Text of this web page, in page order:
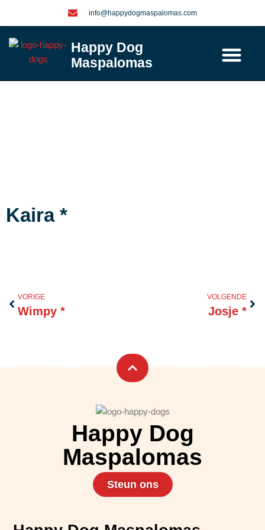
inhoud
info@happydogmaspalomas.com
Happy Dog
Maspalomas
Kaira *
Vorige
VORIGE
Wimpy *
VOLGENDE
Josje *
Happy Dog
Maspalomas
Steun ons